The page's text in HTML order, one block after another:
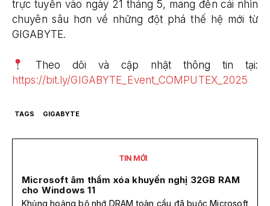
trực tuyến vào ngày 21 tháng 5, mang đến cái nhìn
chuyên sâu hơn về những đột phá thế hệ mới từ
GIGABYTE.
Theo dõi và cập nhật thông tin tại:
https://bit.ly/GIGABYTE_Event_COMPUTEX_2025
TAGS GIGABYTE
TIN MỚI
Microsoft âm thầm xóa khuyến nghị 32GB RAM
cho Windows 11
Khủng hoảng bộ nhớ DRAM toàn cầu đã buộc Microsoft